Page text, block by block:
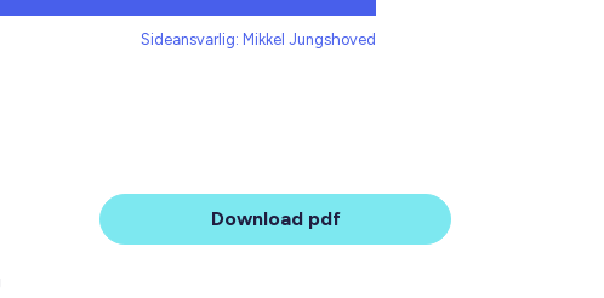
Sideansvarlig: Mikkel Jungshoved
Download pdf